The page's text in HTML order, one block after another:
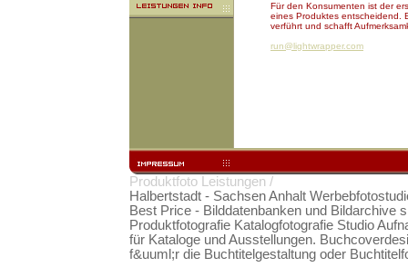
Für den Konsumenten ist der
eines Produktes entscheidend.
verführt und schafft
run@lightwrapper.com
Produktfoto Leistungen /
Halbertstadt - Sachsen Anhalt
Best Price - Bilddatenbanken und Bildarchive
Produktfotografie Katalogfotografie Studio
für Kataloge und Ausstellungen.
f&uuml;r die Buchtitelgestaltung oder